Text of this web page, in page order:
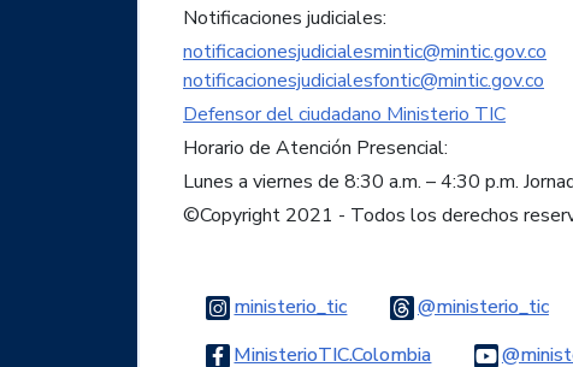
Notificaciones judiciales:
notificacionesjudicialesmintic@mintic.gov.co
notificacionesjudicialesfontic@mintic.gov.co
Defensor del ciudadano Ministerio TIC
Horario de Atención Presencial:
Lunes a viernes de 8:30 a.m. – 4:30 p.m.
©Copyright 2021 - Todos los derechos
ministerio_ticLogo Instagram@ministerio_tic
MinisterioTIC.ColombiaLogo Facebook